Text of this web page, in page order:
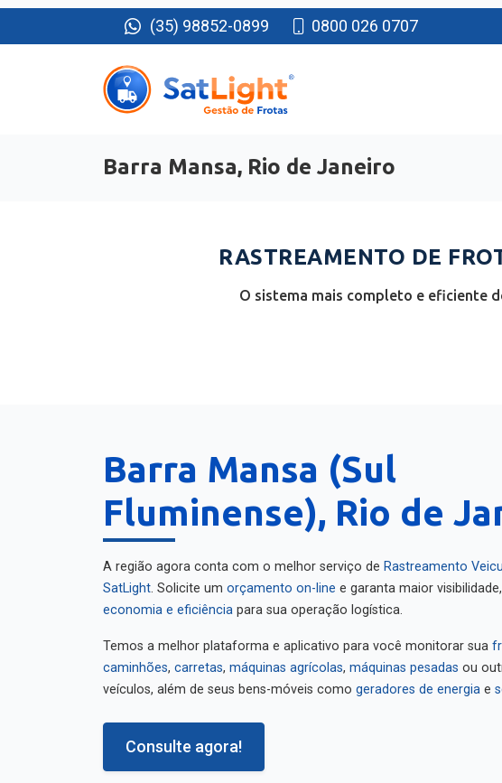
(35) 98852-0899 0800 026 0707
Barra Mansa, Rio de Janeiro
RASTREAMENTO DE
O sistema mais completo e eficiente
Barra Mansa (Sul
Fluminense), Rio de
A região agora conta com o melhor serviço de Rastreamento
SatLight . Solicite um orçamento on-line e garanta maior
economia e eficiência para sua operação logística.
Temos a melhor plataforma e aplicativo para você monitorar sua
caminhões carretas máquinas agrícolas máquinas pesadas ou
veículos, além de seus bens-móveis como geradores de energia e
Consulte agora!